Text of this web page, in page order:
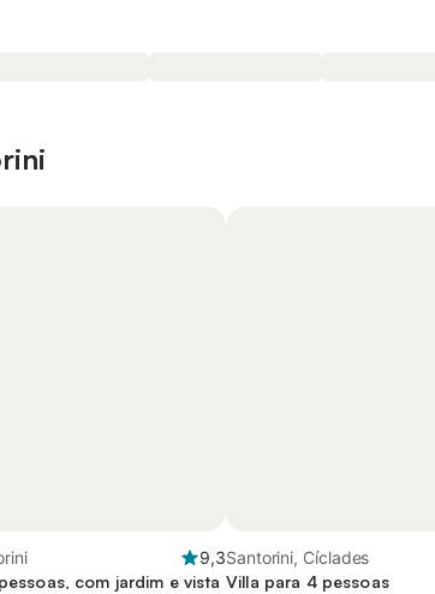
9,3
com jardim e vista
Santorini, Cíclades
Villa para 4 pessoas